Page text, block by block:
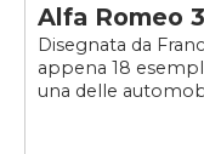
Alfa Romeo
Disegnata da
appena 18
una delle